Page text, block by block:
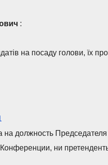
:
на посаду голови, їх
на должность
ни